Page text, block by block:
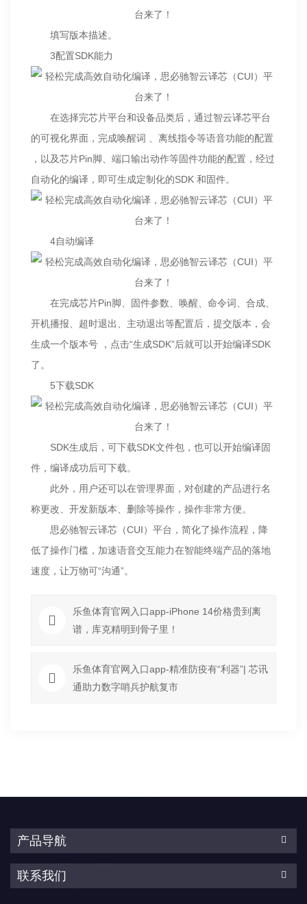
填写版本描述。
3配置SDK能力
在选择完芯片平台和设备品类后，通过智云译芯平台
的可视化界面，完成唤醒词 、离线指令等语音功能的配置
，以及芯片Pin脚、端口输出动作等固件功能的配置，经过
自动化的编译，即可生成定制化的SDK 和固件。
4自动编译
在完成芯片Pin脚、固件参数、唤醒、命令词、合成、
开机播报、超时退出、主动退出等配置后，提交版本，会
生成一个版本号 ，点击“生成SDK”后就可以开始编译SDK
了。
5下载SDK
SDK生成后，可下载SDK文件包，也可以开始编译固
件，编译成功后可下载。
此外，用户还可以在管理界面，对创建的产品进行名
称更改、开发新版本、删除等操作，操作非常方便。
思必驰智云译芯（CUI）平台，简化了操作流程，降
低了操作门槛，加速语音交互能力在智能终端产品的落地
速度，让万物可“沟通”。
乐鱼体育官网入口app-iPhone 14价格贵到离
谱，库克精明到骨子里！
乐鱼体育官网入口app-精准防疫有“利器”| 芯讯
通助力数字哨兵护航复市
产品导航
联系我们